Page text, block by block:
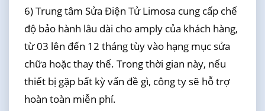
6) Trung tâm Sửa Điện Tử Limosa cung cấp chế
độ bảo hành lâu dài cho amply của khách hàng,
từ 03 lên đến 12 tháng tùy vào hạng mục sửa
chữa hoặc thay thế. Trong thời gian này, nếu
thiết bị gặp bất kỳ vấn đề gì, công ty sẽ hỗ trợ
hoàn toàn miễn phí.